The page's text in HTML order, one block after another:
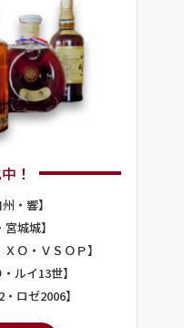
！
・響】
城城】
Ｏ・ＶＳＯＰ】
ルイ13世】
ロゼ2006】